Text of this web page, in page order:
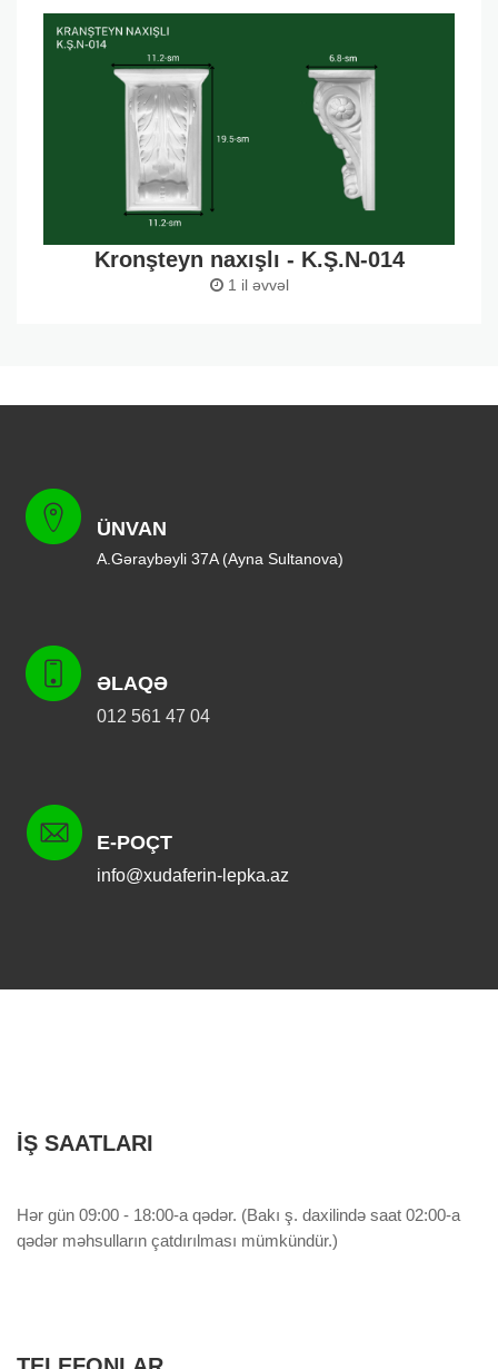
Kronşteyn naxışlı - K.Ş.N-014
1 il əvvəl
ÜNVAN
A.Gəraybəyli 37A (Ayna Sultanova)
ƏLAQƏ
012 561 47 04
E-POÇT
info@xudaferin-lepka.az
İŞ SAATLARI
Hər gün 09:00 - 18:00-a qədər. (Bakı ş. daxilində saat 02:00-a
qədər məhsulların çatdırılması mümkündür.)